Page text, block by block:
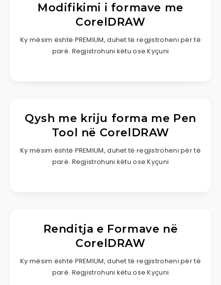
Modifikimi i formave me
CorelDRAW
Ky mësim është PREMIUM, duhet të regjistroheni për të
parë. Regjistrohuni këtu ose Kyçuni
Qysh me kriju forma me Pen
Tool në CorelDRAW
Ky mësim është PREMIUM, duhet të regjistroheni për të
parë. Regjistrohuni këtu ose Kyçuni
Renditja e Formave në
CorelDRAW
Ky mësim është PREMIUM, duhet të regjistroheni për të
parë. Regjistrohuni këtu ose Kyçuni